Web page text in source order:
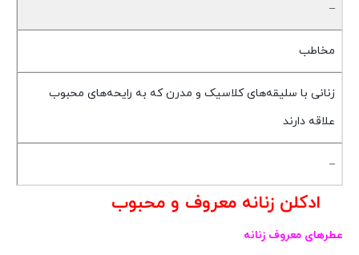
–
مخاطب
زنانی با سلیقه‌های کلاسیک و مدرن که به رایحه‌های محبوب
علاقه دارند
–
ادکلن زنانه معروف و محبوب
عطرهای معروف زنانه